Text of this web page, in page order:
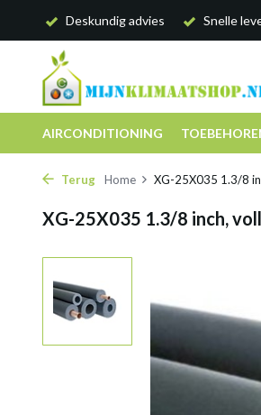
Deskundig advies Snelle
AIRCONDITIONING
Terug Home XG-25X035 1.3/8
XG-25X035 1.3/8 inch,